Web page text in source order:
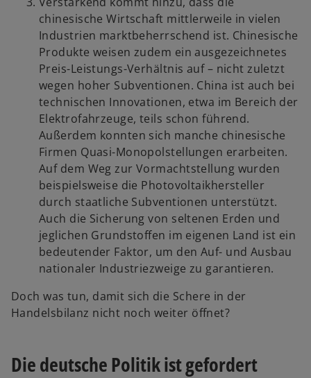
chinesische Wirtschaft mittlerweile in vielen
Industrien marktbeherrschend ist. Chinesische
Produkte weisen zudem ein ausgezeichnetes
Preis-Leistungs-Verhältnis auf – nicht zuletzt
wegen hoher Subventionen. China ist auch bei
technischen Innovationen, etwa im Bereich der
Elektrofahrzeuge, teils schon führend.
Außerdem konnten sich manche chinesische
Firmen Quasi-Monopolstellungen erarbeiten.
Auf dem Weg zur Vormachtstellung wurden
beispielsweise die Photovoltaikhersteller
durch staatliche Subventionen unterstützt.
Auch die Sicherung von seltenen Erden und
jeglichen Grundstoffen im eigenen Land ist ein
bedeutender Faktor, um den Auf- und Ausbau
nationaler Industriezweige zu garantieren.
Doch was tun, damit sich die Schere in der
Handelsbilanz nicht noch weiter öffnet?
Die deutsche Politik ist gefordert